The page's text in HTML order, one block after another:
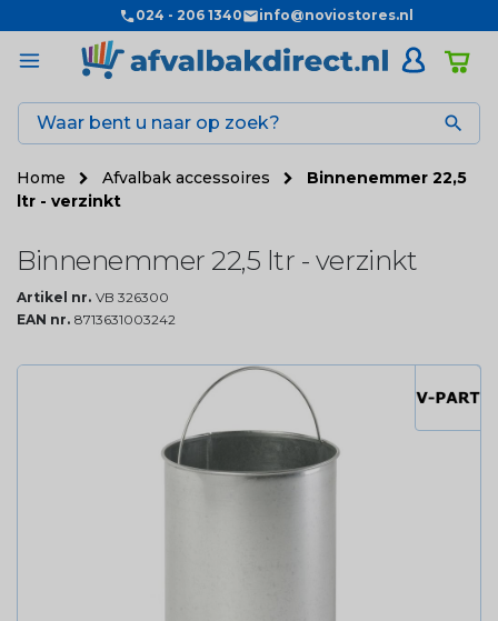
024 - 206 1340 info@noviostores.nl

Home Afvalbak accessoires
Binnenemmer 22,5
ltr - verzinkt
Binnenemmer 22,5 ltr - verzinkt
Artikel nr. VB 326300
EAN nr. 8713631003242